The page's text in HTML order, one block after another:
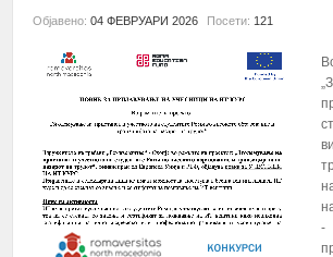
Објавено: 04 ФЕВРУАРИ 2026 Посети: 121
-